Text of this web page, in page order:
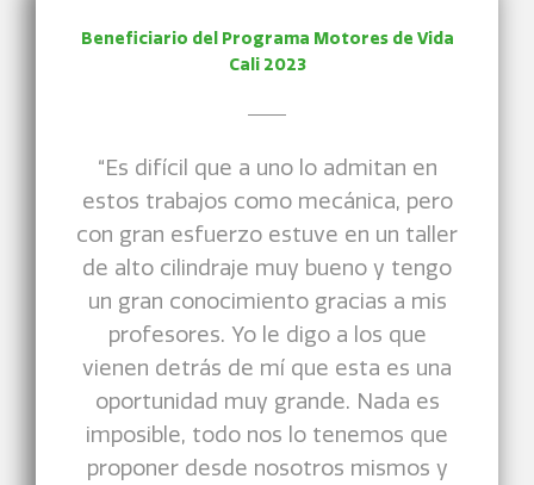
Beneficiario del Programa Motores de Vida
Cali 2023
“Es difícil que a uno lo admitan en
estos trabajos como mecánica, pero
con gran esfuerzo estuve en un taller
de alto cilindraje muy bueno y tengo
un gran conocimiento gracias a mis
profesores. Yo le digo a los que
vienen detrás de mí que esta es una
oportunidad muy grande. Nada es
imposible, todo nos lo tenemos que
proponer desde nosotros mismos y